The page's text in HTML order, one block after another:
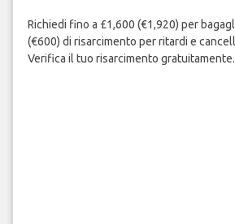
Richiedi fino a £1,600 (€1,920) per
(€600) di risarcimento per ritardi e
Verifica il tuo risarcimento gratuitamente.